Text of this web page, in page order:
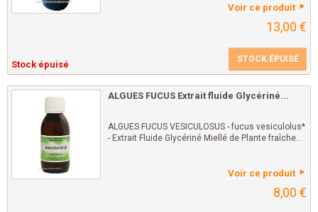
Voir ce produit
13,00 €
Stock épuisé STOCK ÉPUISÉ
ALGUES FUCUS Extrait fluide Glycériné...
ALGUES FUCUS VESICULOSUS - fucus vesiculolus*
- Extrait Fluide Glycériné Miellé de Plante fraîche...
Voir ce produit
8,00 €